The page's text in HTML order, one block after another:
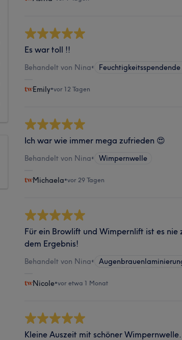
Es war toll !!
Behandelt von Nina•
Emily•vor 12 Tagen
Ich war wie immer mega zufrieden 😍
Behandelt von Nina• Wimpernwelle
Michaela•vor 29 Tagen
Für ein Browlift und Wimpernlift ist es
dem Ergebnis!
Behandelt von Nina•
Nicole•vor etwa 1 Monat
Kleine Auszeit mit schöner